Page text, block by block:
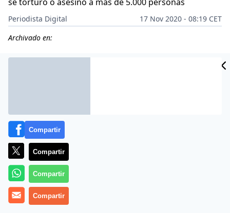
Periodista Digital
17 Nov 2020 - 08:19 CET
Archivado en:
El PSOE de Sánchez ya no distingue entre víctimas y
Compartir
Compartir
Compartir
Compartir